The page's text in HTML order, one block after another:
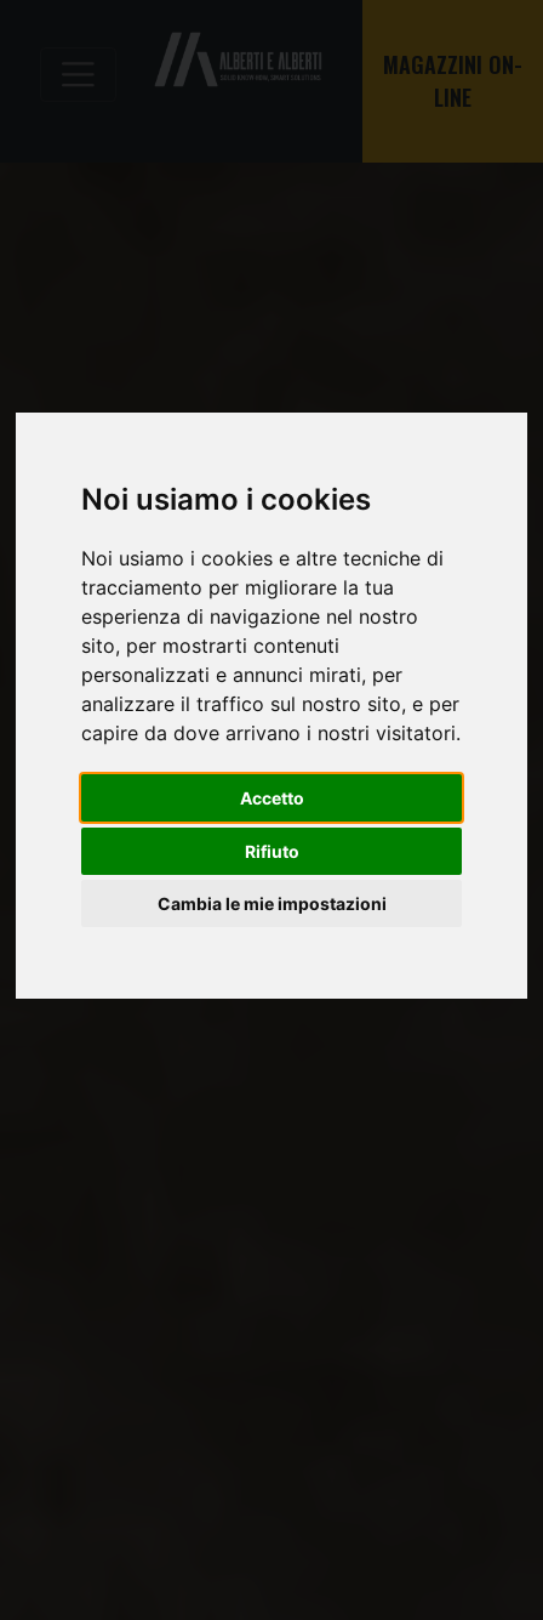
Noi usiamo i cookies
Noi usiamo i cookies e altre tecniche di
tracciamento per migliorare la tua
esperienza di navigazione nel nostro
sito, per mostrarti contenuti
personalizzati e annunci mirati, per
analizzare il traffico sul nostro sito, e per
capire da dove arrivano i nostri visitatori.
Accetto
Rifiuto
Cambia le mie impostazioni
MAGAZZINI ON-
LINE